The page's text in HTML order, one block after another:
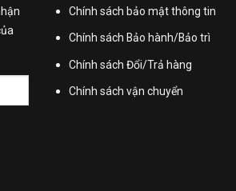
Chính sách bảo mật thông tin
Chính sách Bảo hành/Bảo trì
Chính sách Đổi/Trả hàng
Chính sách vận chuyển